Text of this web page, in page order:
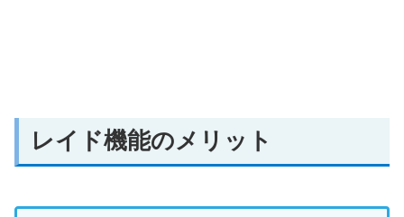
レイド機能のメリット